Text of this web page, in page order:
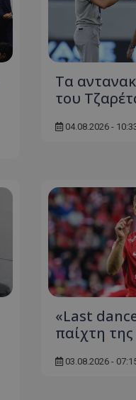
Τα
του
04.08.2026 -
«Last
παίχτη
03.08.2026 -